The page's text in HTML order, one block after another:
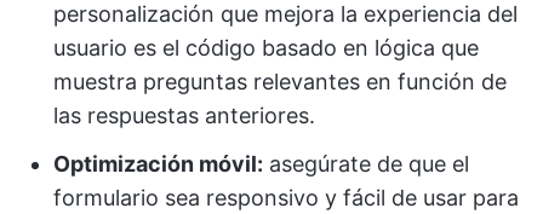
personalización que mejora la experiencia del
usuario es el código basado en lógica que
muestra preguntas relevantes en función de
las respuestas anteriores.
Optimización móvil: asegúrate de que el
formulario sea responsivo y fácil de usar para